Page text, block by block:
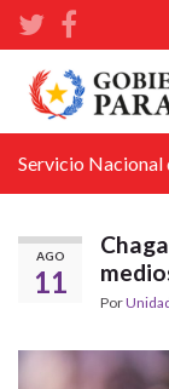
Servicio Nacional
AGO
11
Por